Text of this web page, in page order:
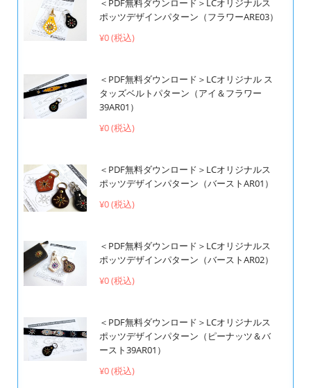
＜PDF無料ダウンロード＞LCオリジナルス
ポッツデザインパターン（フラワーARE03）
¥0 (税込)
＜PDF無料ダウンロード＞LCオリジナル ス
タッズベルトパターン（アイ＆フラワー
39AR01）
¥0 (税込)
＜PDF無料ダウンロード＞LCオリジナルス
ポッツデザインパターン（バーストAR01）
¥0 (税込)
＜PDF無料ダウンロード＞LCオリジナルス
ポッツデザインパターン（バーストAR02）
¥0 (税込)
＜PDF無料ダウンロード＞LCオリジナルス
ポッツデザインパターン（ピーナッツ＆バ
ースト39AR01）
¥0 (税込)